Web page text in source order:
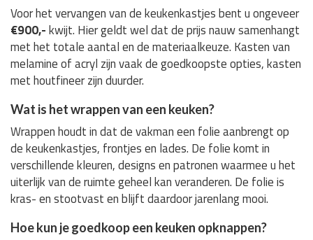
Voor het vervangen van de keukenkastjes bent u ongeveer
€900,-kwijt. Hier geldt wel dat de prijs nauw samenhangt
met het totale aantal en de materiaalkeuze. Kasten van
melamine of acryl zijn vaak de goedkoopste opties, kasten
met houtfineer zijn duurder.
Wat is het wrappen van een keuken?
Wrappen houdt in dat de vakman een folie aanbrengt op
de keukenkastjes, frontjes en lades. De folie komt in
verschillende kleuren, designs en patronen waarmee u het
uiterlijk van de ruimte geheel kan veranderen. De folie is
kras- en stootvast en blijft daardoor jarenlang mooi.
Hoe kun je goedkoop een keuken opknappen?